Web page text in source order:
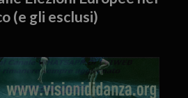
(e gli esclusi)